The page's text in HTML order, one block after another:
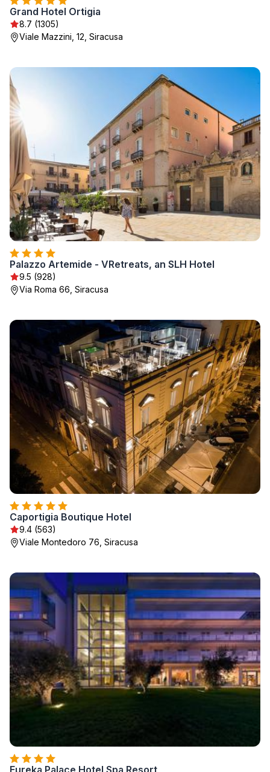
Grand Hotel Ortigia
8.7 (1305)
Viale Mazzini, 12, Siracusa
Palazzo Artemide - VRetreats, an SLH Hotel
9.5 (928)
Via Roma 66, Siracusa
Caportigia Boutique Hotel
9.4 (563)
Viale Montedoro 76, Siracusa
Eureka Palace Hotel Spa Resort